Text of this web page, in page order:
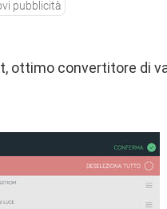
pubblicità
ottimo convertitore di